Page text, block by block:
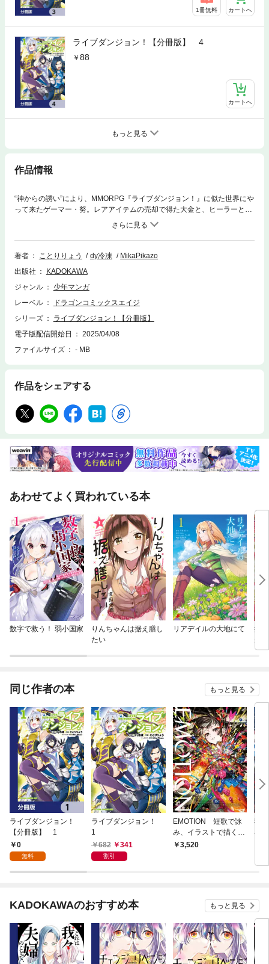
1冊無料 カートへ
ライブダンジョン！【分冊版】 4
88
カートへ
もっと見る
作品情報
“神からの誘い”により、MMORPG『ライブダンジョン！』に似た世界にや
って来たゲーマー・努。レアアイテムの売却で得た大金と、ヒーラーとし
て培った高度な知識と経験で、巨大ダンジョン制覇に挑む――！ 分冊版
第1弾。※本作品は単行本を分割したもので、本編内容は同一のものとなり
ます。重複購入にご注意ください。
著者
ことりりょう dy冷凍
MikaPikazo
出版社
KADOKAWA
ジャンル
少年マンガ
レーベル
ドラゴンコミックスエイジ
シリーズ
ライブダンジョン！【分冊版】
電子版配信開始日
2025/04/08
ファイルサイズ
- MB
作品をシェアする
あわせてよく買われている本
数字で救う！ 弱小国家
りんちゃんは据え膳し
たい
リアデイルの大地にて
捨
同じ作者の本 もっと見る
ライブダンジョン！
【分冊版】 1
0
無料
ライブダンジョン！
1
682
341
割引
EMOTION 短歌で詠
み、イラストで描く
「感情」のアンソロジ
3,520
我
界
KADOKAWAのおすすめ本 もっと見る